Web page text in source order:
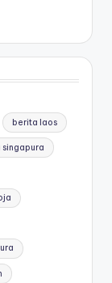
berita laos
singapura